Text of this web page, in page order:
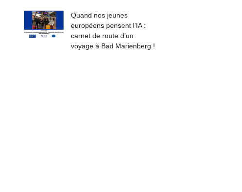
Quand nos jeunes
européens pensent l’IA :
carnet de route d’un
voyage à Bad Marienberg !